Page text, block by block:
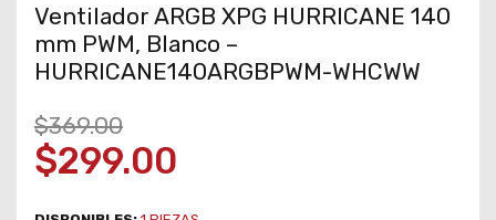
Ventilador ARGB XPG HURRICANE 140
mm PWM, Blanco –
HURRICANE140ARGBPWM-WHCWW
$369.00
$299.00